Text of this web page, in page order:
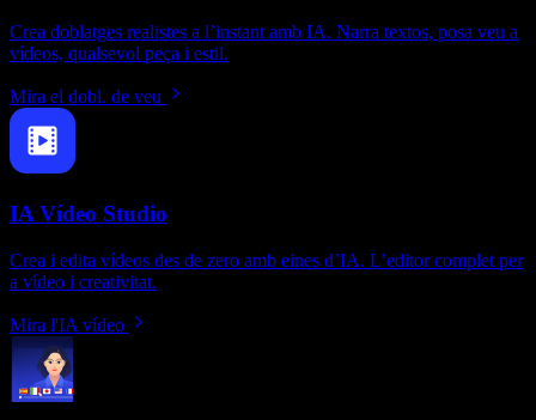
Crea doblatges realistes a l’instant amb IA. Narra textos, posa veu a
vídeos, qualsevol peça i estil.
Mira el dobl. de veu
IA Vídeo Studio
Crea i edita vídeos des de zero amb eines d’IA. L’editor complet per
a vídeo i creativitat.
Mira l'IA vídeo